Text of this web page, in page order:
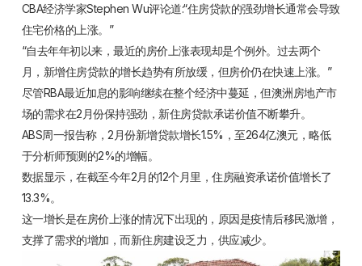
CBA经济学家Stephen Wu评论道:“住房贷款的强劲增长通常会导致
住宅价格的上涨。”
“自去年年初以来，最近的房价上涨表现却是个例外。过去两个
月，新增住房贷款的增长趋势有所放缓，但房价仍在快速上涨。”
尽管RBA最近加息的影响继续在整个经济中蔓延，但澳洲房地产市
场的需求在2月份保持强劲，新住房贷款承诺价值不断攀升。
ABS周一报告称，2月份新增贷款增长1.5%，至264亿澳元，略低
于分析师预测的2%的增幅。
数据显示，在截至今年2月的12个月里，住房融资承诺价值增长了
13.3%。
这一增长是在房价上涨的情况下出现的，原因是疫情后移民激增，
支撑了需求的增加，而新住房建设乏力，供应减少。